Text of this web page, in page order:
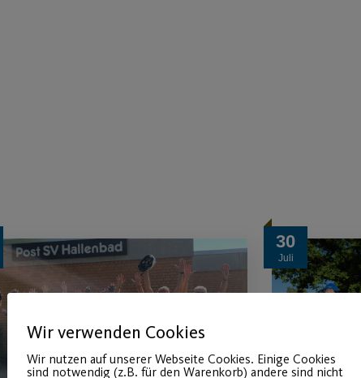
30
Juli
Wir verwenden Cookies
Wir nutzen auf unserer Webseite Cookies. Einige Cookies
sind notwendig (z.B. für den Warenkorb) andere sind nicht